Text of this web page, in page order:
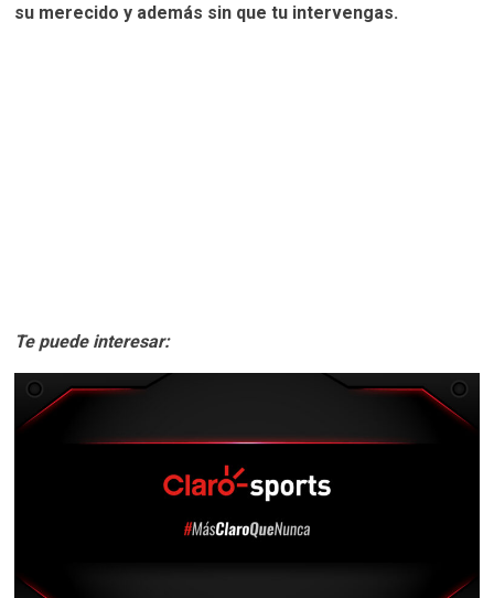
su merecido y además sin que tu intervengas.
Te puede interesar: